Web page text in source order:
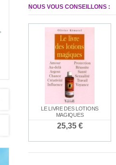
ENCENS
NOUS VOUS CONSEILLONS :
LE LIVRE DES LOTIONS
MAGIQUES
25,35 €